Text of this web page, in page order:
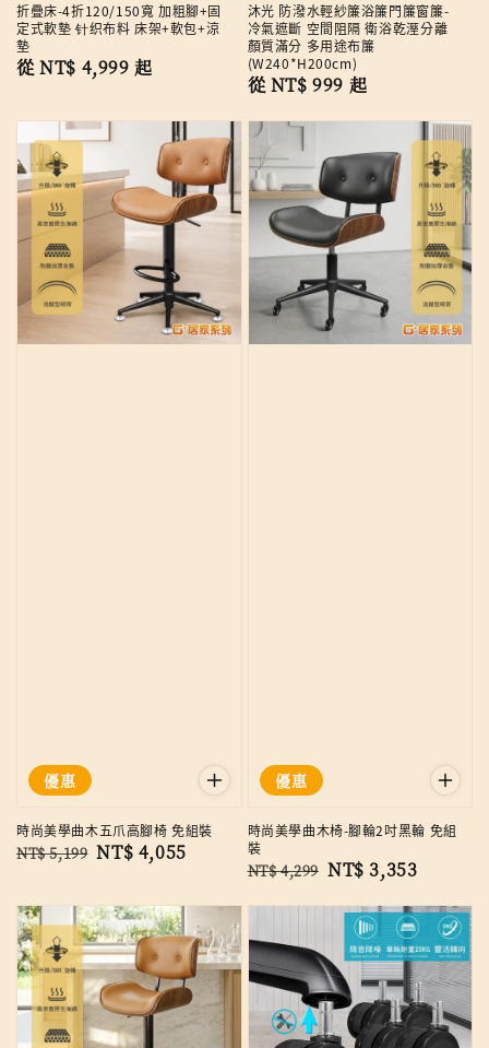
折疊床-4折120/150寬 加粗腳+固
定式軟墊 针织布料 床架+軟包+涼
墊
Regular
從NT$ 4,999 起
沐光 防潑水輕紗簾浴簾門簾窗簾-
冷氣遮斷 空間阻隔 衛浴乾溼分離
顏質滿分 多用途布簾
(W240*H200cm)
Regular
從NT$ 999 起
優惠
時尚美學曲木五爪高腳椅 免組裝
Regular
NT$ 5,199 Sale
NT$ 4,055
優惠
時尚美學曲木椅-腳輪2吋黑輪 免組
裝
Regular
NT$ 4,299 Sale
NT$ 3,353